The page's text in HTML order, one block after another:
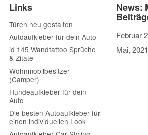
Links
Türen neu gestalten
Autoaufkleber für dein Auto
id 145 Wandtattoo Sprüche
& Zitate
Wohnmobilbesitzer
(Camper)
Hundeaufkleber für dein
Auto
Die besten Autoaufkleber für
einen individuellen Look
News:
Februar
Mai, 2021